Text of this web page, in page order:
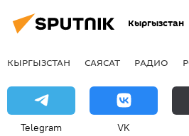
Кыргызстан
КЫРГЫЗСТАН САЯСАТ РАДИО
Telegram VK